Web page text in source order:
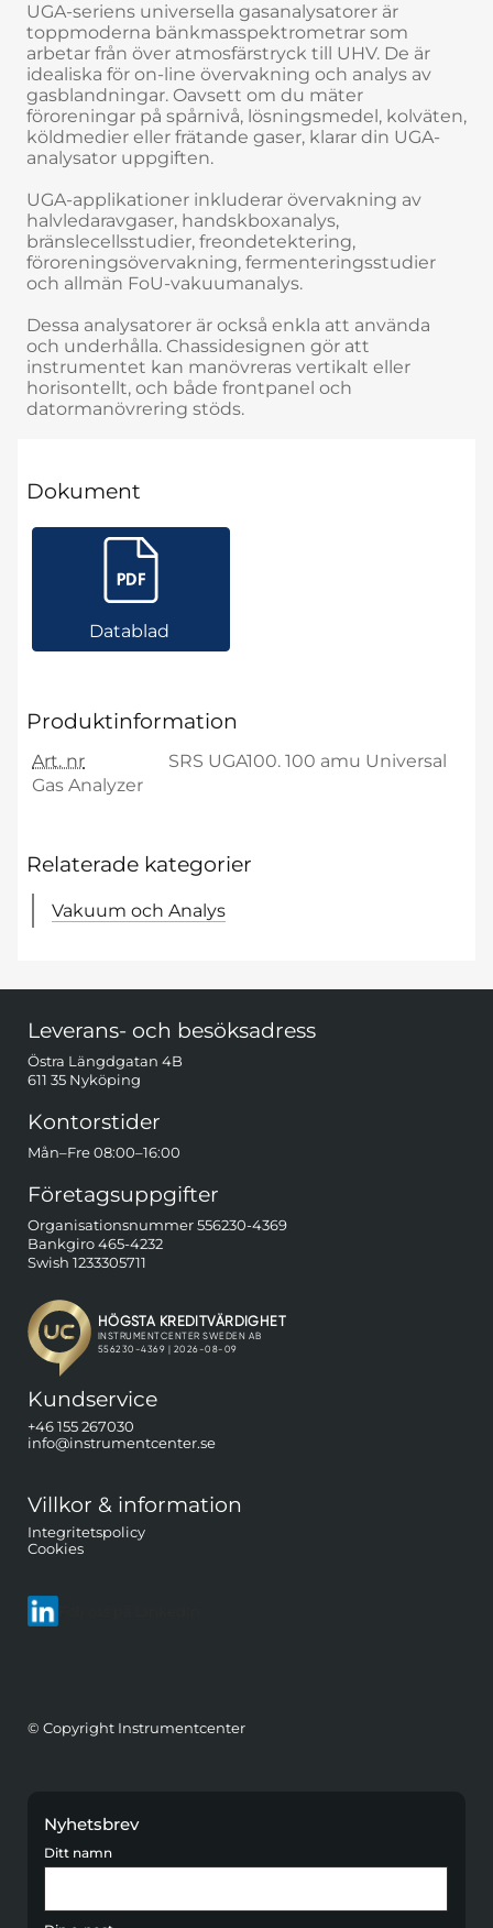
UGA-seriens universella gasanalysatorer är
toppmoderna bänkmasspektrometrar som
arbetar från över atmosfärstryck till UHV. De är
idealiska för on-line övervakning och analys av
gasblandningar. Oavsett om du mäter
föroreningar på spårnivå, lösningsmedel, kolväten,
köldmedier eller frätande gaser, klarar din UGA-
analysator uppgiften.
UGA-applikationer inkluderar övervakning av
halvledaravgaser, handskboxanalys,
bränslecellsstudier, freondetektering,
föroreningsövervakning, fermenteringsstudier
och allmän FoU-vakuumanalys.
Dessa analysatorer är också enkla att använda
och underhålla. Chassidesignen gör att
instrumentet kan manövreras vertikalt eller
horisontellt, och både frontpanel och
datormanövrering stöds.
Dokument
Datablad
Produktinformation
Art. nr
SRS UGA100. 100 amu Universal
Gas Analyzer
Relaterade kategorier
Vakuum och Analys
Leverans- och besöksadress
Östra Längdgatan 4B
611 35 Nyköping
Kontorstider
Mån–Fre 08:00–16:00
Företagsuppgifter
Organisationsnummer 556230-4369
Bankgiro 465-4232
Swish 1233305711
Kundservice
+46 155 267030
info@instrumentcenter.se
Villkor & information
Integritetspolicy
Cookies
© Copyright Instrumentcenter
Nyhetsbrev
Ditt namn